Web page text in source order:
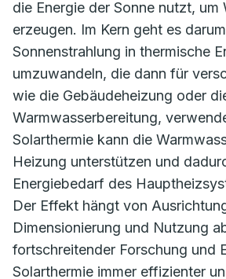
die Energie der Sonne nutzt, um
erzeugen. Im Kern geht es
Sonnenstrahlung in thermische
umzuwandeln, die dann für
wie die Gebäudeheizung oder
Warmwasserbereitung,
Solarthermie kann die
Heizung unterstützen und
Energiebedarf des
Der Effekt hängt von
Dimensionierung und Nutzung
fortschreitender Forschung und
Solarthermie immer effizienter